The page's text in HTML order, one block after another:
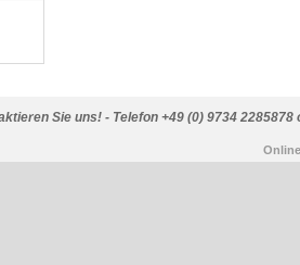
Sie uns! - Telefon +49 (0) 9734